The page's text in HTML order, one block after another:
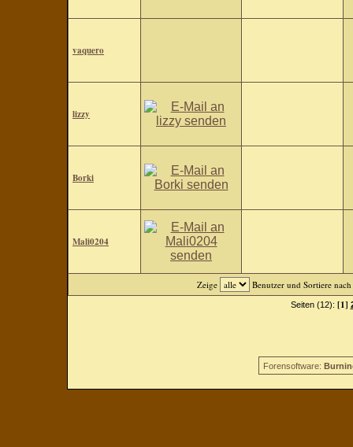
vaquero
lizzy
Borki
Mali0204
Zeige Benutzer und Sortiere nach
Seiten (12): [1]
Forensoftware: